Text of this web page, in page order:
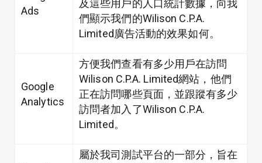
Ads
及這些用戶的人口統計數據，向我
們顯示我們的Wilison C.P.A.
Limited廣告活動的效果如何。
Google
Analytics
方便我們查看有多少用戶在訪問
Wilison C.P.A. Limited網站，他們
正在訪問哪些頁面，並跟蹤有多少
訪問者加入了Wilison C.P.A.
Limited。
屬於我司測試平台的一部分，旨在